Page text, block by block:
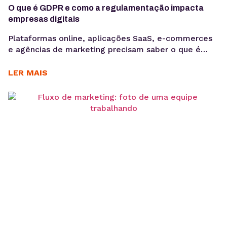
O que é GDPR e como a regulamentação impacta
empresas digitais
Plataformas online, aplicações SaaS, e-commerces
e agências de marketing precisam saber o que é
sensíveis, o que aumenta a exposição a riscos
uma questão jurídica, mas uma camada crítica de
arquitetura, governança e gestão de risco. Em
LER MAIS